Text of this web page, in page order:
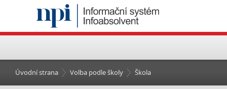
Úvodní strana Volba podle školy Škola